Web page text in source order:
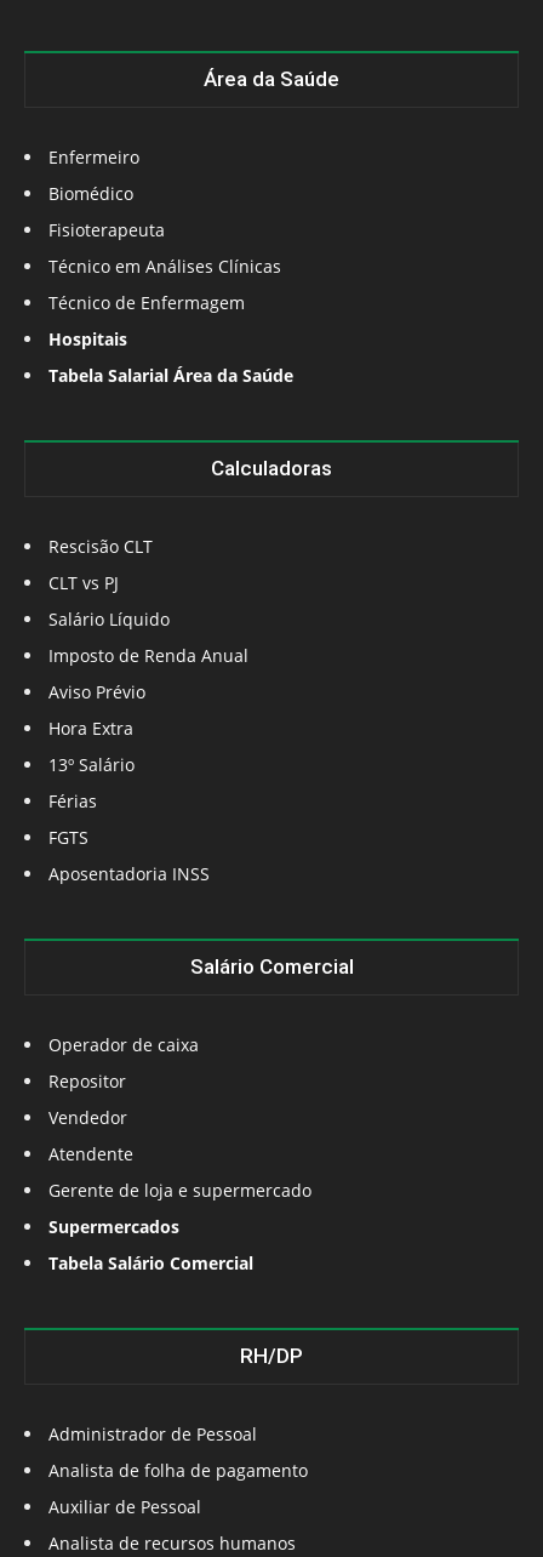
Área da Saúde
Enfermeiro
Biomédico
Fisioterapeuta
Técnico em Análises Clínicas
Técnico de Enfermagem
Hospitais
Tabela Salarial Área da Saúde
Calculadoras
Rescisão CLT
CLT vs PJ
Salário Líquido
Imposto de Renda Anual
Aviso Prévio
Hora Extra
13º Salário
Férias
FGTS
Aposentadoria INSS
Salário Comercial
Operador de caixa
Repositor
Vendedor
Atendente
Gerente de loja e supermercado
Supermercados
Tabela Salário Comercial
RH/DP
Administrador de Pessoal
Analista de folha de pagamento
Auxiliar de Pessoal
Analista de recursos humanos